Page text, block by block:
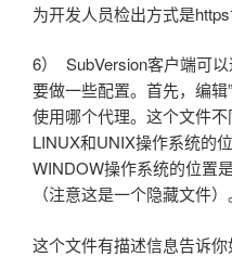
为开发人员检出方式是https
6） SubVersion客户端可
要做一些配置。首先，编
使用哪个代理。这个文件不
LINUX和UNIX操作系统的位
WINDOW操作系统的位置
（注意这是一个隐藏文件）
这个文件有描述信息告诉